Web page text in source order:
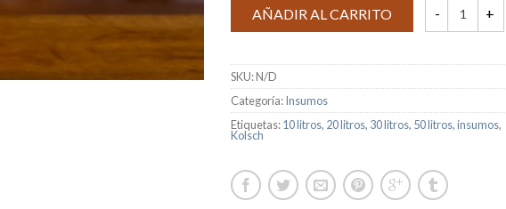
AÑADIR AL CARRITO
SKU:N/D
Categoría:Insumos
Etiquetas:10 litros, 20 litros, 30 litros, 50 litros,insumos,
Kolsch